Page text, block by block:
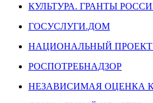
КУЛЬТУРА. ГРАНТЫ
ГОСУСЛУГИ.ДОМ
НАЦИОНАЛЬНЫЙ ПРОЕКТ
РОСПОТРЕБНАДЗОР
НЕЗАВИСИМАЯ ОЦЕНКА